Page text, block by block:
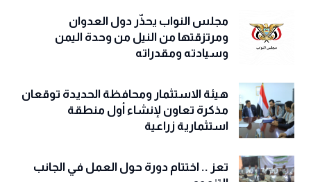
مجلس النواب يحذّّر دول العدوان
ومرتزقتها من النيل من وحدة اليمن
وسيادته ومقدراته
هيئة الاستثمار ومحافظة الحديدة توقعان
مذكرة تعاون لإنشاء أول منطقة
استثمارية زراعية
تعز .. اختتام دورة حول العمل في الجانب